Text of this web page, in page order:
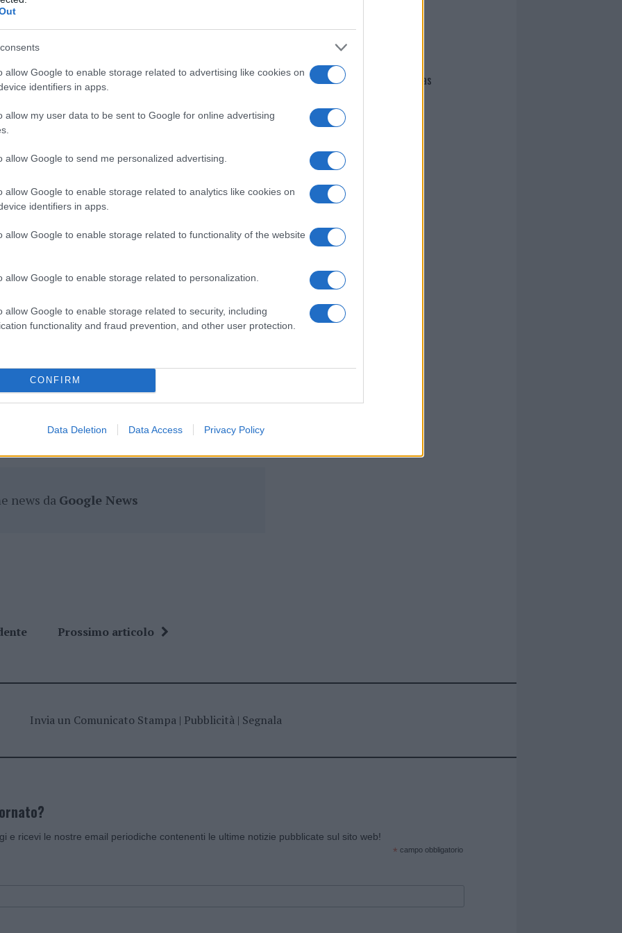
allow Google to enable storage related to advertising like cookies on
identifiers in apps.
allow my user data to be sent to Google for online advertising
allow Google to send me personalized advertising.
allow Google to enable storage related to analytics like cookies on
identifiers in apps.
allow Google to enable storage related to functionality of the website
allow Google to enable storage related to personalization.
allow Google to enable storage related to security, including
functionality and fraud prevention, and other user protection.
CONFIRM
Data Deletion Data Access Privacy Policy
cliccandoqui
nella sezioneLogindal menù del sito o
i tuoi video e le tue foto
+39 345 356 7512
di GalluraOggi.it
news da Google News
Prossimo articolo
Giovannimaria Cabras
Invia un Comunicato Stampa| Pubblicità| Segnala
e ricevi le nostre email periodiche contenenti le ultime notizie pubblicate sul sito web!
* campo obbligatorio